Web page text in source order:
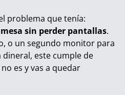
problema que tenía:
sin perder pantallas.
o un segundo monitor para
este cumple de
es y vas a quedar